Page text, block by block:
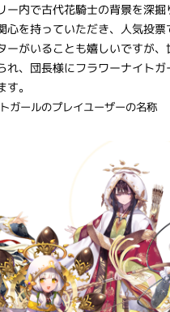
ー内で古代花騎士の背景を深
心を持っていただき、人気投
ーがいることも嬉しいですが
れ、団長様にフラワーナイト
。
ガールのプレイユーザーの名称